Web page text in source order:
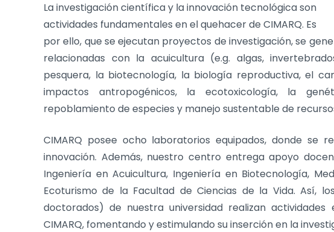
La investigación científica y la innovación tecnológica son
actividades fundamentales en el quehacer de CIMARQ. Es
por ello, que se ejecutan proyectos de investigación, se
relacionadas con la acuicultura (e.g. algas,
pesquera, la biotecnología, la biología reproductiva, el
impactos antropogénicos, la ecotoxicología, la
repoblamiento de especies y manejo sustentable de
CIMARQ posee ocho laboratorios equipados, donde se
innovación. Además, nuestro centro entrega apoyo
Ingeniería en Acuicultura, Ingeniería en Biotecnología,
Ecoturismo de la Facultad de Ciencias de la Vida. Así,
doctorados) de nuestra universidad realizan
CIMARQ, fomentando y estimulando su inserción en la